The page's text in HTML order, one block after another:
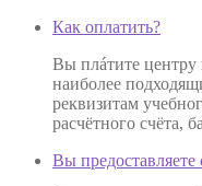
Как оплатить?
Вы плáтите центру
наиболее
реквизитам
расчётного счёта,
Вы предоставляете